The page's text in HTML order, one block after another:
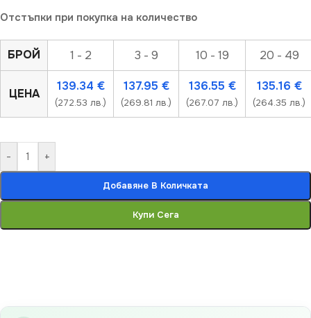
Отстъпки при покупка на количество
БРОЙ 1 - 2 3 - 9 10 - 19 20 - 49
ЦЕНА
139.34 €
(272.53 лв.)
137.95 €
(269.81 лв.)
136.55 €
(267.07 лв.)
135.16 €
(264.35 лв.)
- +
Добавяне В Количката
Купи Сега